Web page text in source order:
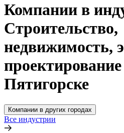
Компании в
Строительство,
недвижимость,
Пятигорске
Компании в других городах
Все индустрии